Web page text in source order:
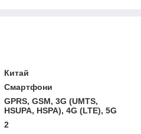
Китай
Смартфони
GPRS, GSM, 3G (UMTS,
HSUPA, HSPA), 4G (LTE), 5G
2